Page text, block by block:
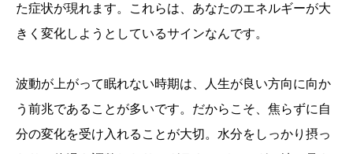
た症状が現れます。これらは、あなたのエネルギーが大
きく変化しようとしているサインなんです。
波動が上がって眠れない時期は、人生が良い方向に向か
う前兆であることが多いです。だからこそ、焦らずに自
分の変化を受け入れることが大切。水分をしっかり摂っ